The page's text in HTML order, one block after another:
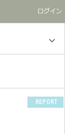
REPORT